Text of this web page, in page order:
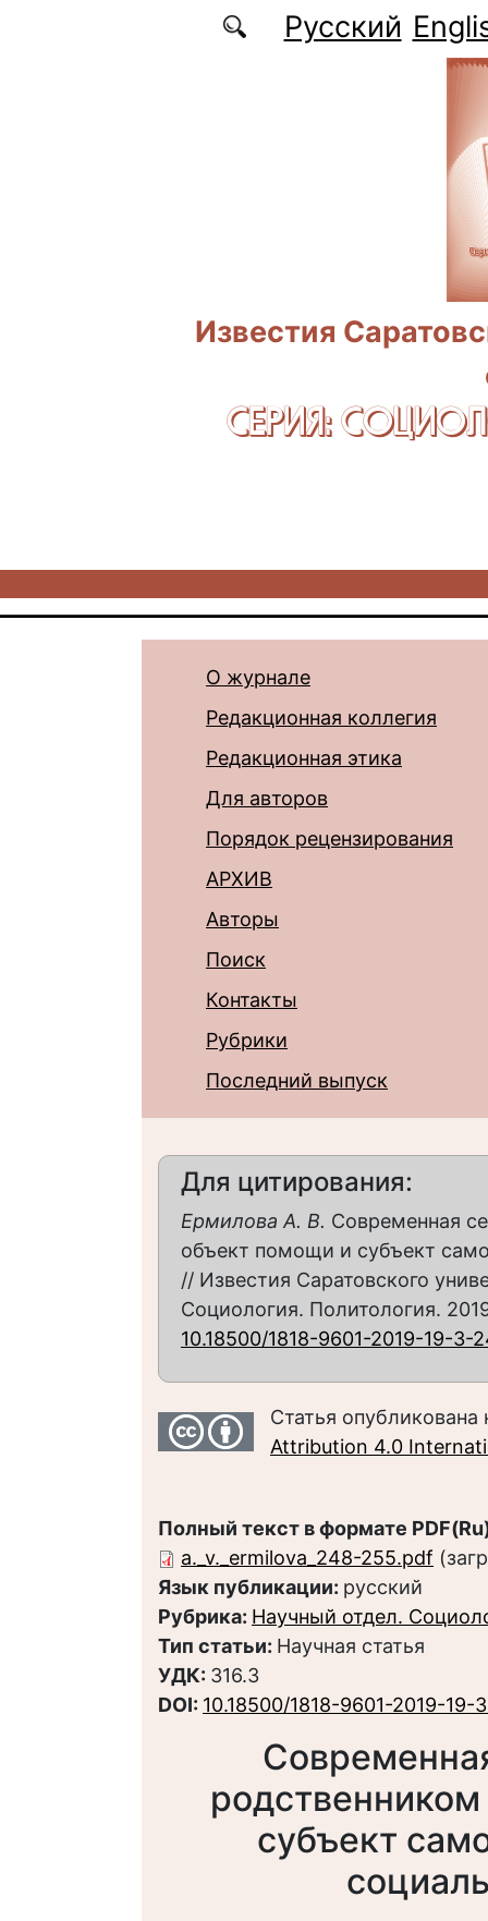
Перейти к основному содержаниюРусский
Известия
СЕРИЯ:
О журнале
Редакционная коллегия
Редакционная этика
Для авторов
Порядок рецензирования
АРХИВ
Авторы
Поиск
Контакты
Рубрики
Последний выпуск
Для цитирования:
Ермилова А. В. Современная
объект помощи и субъект
// Известия Саратовского
Социология. Политология.
10.18500/1818-9601-2019-19-3-
Статья
Attribution 4.0
Полный текст в формате
a._v._ermilova_248-255.pdf
Язык публикации: русский
Рубрика: Научный отдел.
Тип статьи: Научная статья
УДК: 316.3
DOI: 10.18500/1818-9601-2019-19-
субъект